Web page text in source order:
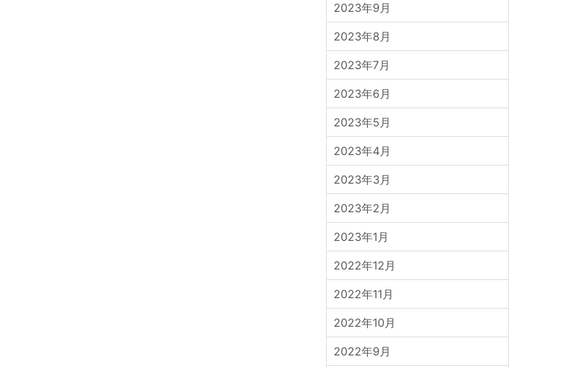
2023年9月
2023年8月
2023年7月
2023年6月
2023年5月
2023年4月
2023年3月
2023年2月
2023年1月
2022年12月
2022年11月
2022年10月
2022年9月